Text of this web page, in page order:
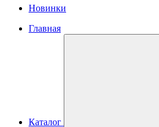
Новинки
Главная
Каталог